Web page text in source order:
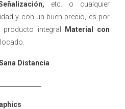
etc. o cualquier
y con un buen precio, es por
integral
Material con
Distancia